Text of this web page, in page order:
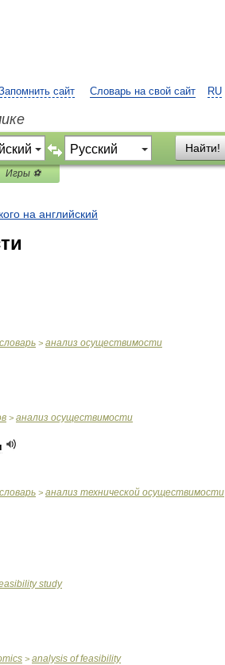
RU
сайт Словарь на свой сайт
Найти!
Игры ⚽
на английский
словарь > анализ осуществимости
> анализ осуществимости
словарь > анализ технической осуществимости
study
> analysis of feasibility